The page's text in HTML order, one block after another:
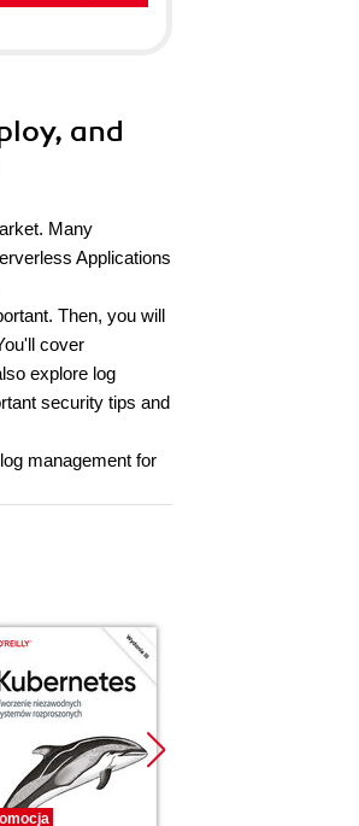
and
Many
Applications
Then, you will
cover
explore log
security tips and
management for